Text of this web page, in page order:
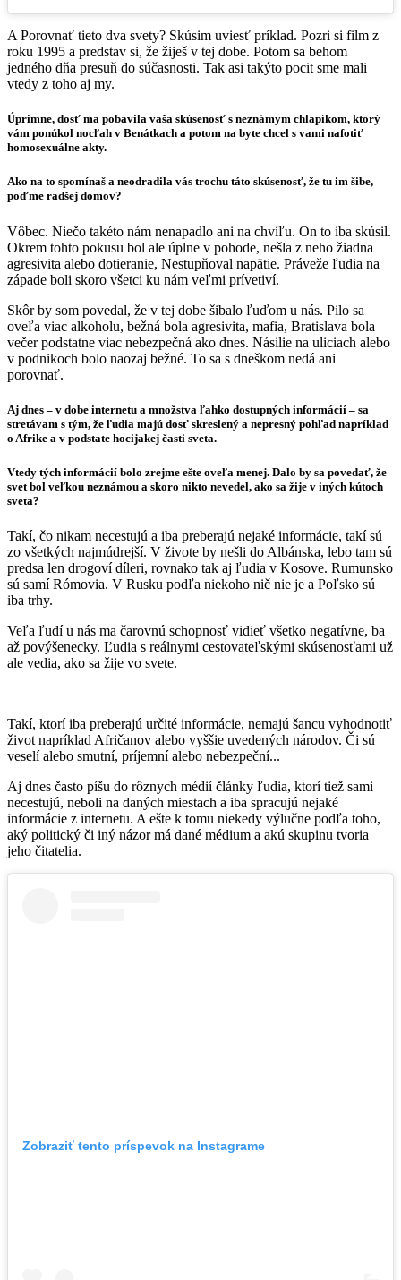
A Porovnať tieto dva svety? Skúsim uviesť príklad. Pozri si film z
roku 1995 a predstav si, že žiješ v tej dobe. Potom sa behom
jedného dňa presuň do súčasnosti. Tak asi takýto pocit sme mali
vtedy z toho aj my.
Úprimne, dosť ma pobavila vaša skúsenosť s neznámym chlapíkom, ktorý
vám ponúkol nocľah v Benátkach a potom na byte chcel s vami nafotiť
homosexuálne akty.
Ako na to spomínaš a neodradila vás trochu táto skúsenosť, že tu im šibe,
poďme radšej domov?
Vôbec. Niečo takéto nám nenapadlo ani na chvíľu. On to iba skúsil.
Okrem tohto pokusu bol ale úplne v pohode, nešla z neho žiadna
agresivita alebo dotieranie, Nestupňoval napätie. Práveže ľudia na
západe boli skoro všetci ku nám veľmi prívetiví.
Skôr by som povedal, že v tej dobe šibalo ľuďom u nás. Pilo sa
oveľa viac alkoholu, bežná bola agresivita, mafia, Bratislava bola
večer podstatne viac nebezpečná ako dnes. Násilie na uliciach alebo
v podnikoch bolo naozaj bežné. To sa s dneškom nedá ani
porovnať.
Aj dnes – v dobe internetu a množstva ľahko dostupných informácií – sa
stretávam s tým, že ľudia majú dosť skreslený a nepresný pohľad napríklad
o Afrike a v podstate hocijakej časti sveta.
Vtedy tých informácií bolo zrejme ešte oveľa menej. Dalo by sa povedať, že
svet bol veľkou neznámou a skoro nikto nevedel, ako sa žije v iných kútoch
sveta?
Takí, čo nikam necestujú a iba preberajú nejaké informácie, takí sú
zo všetkých najmúdrejší. V živote by nešli do Albánska, lebo tam sú
predsa len drogoví díleri, rovnako tak aj ľudia v Kosove. Rumunsko
sú samí Rómovia. V Rusku podľa niekoho nič nie je a Poľsko sú
iba trhy.
Veľa ľudí u nás ma čarovnú schopnosť vidieť všetko negatívne, ba
až povýšenecky. Ľudia s reálnymi cestovateľskými skúsenosťami už
ale vedia, ako sa žije vo svete.
Takí, ktorí iba preberajú určité informácie, nemajú šancu vyhodnotiť
život napríklad Afričanov alebo vyššie uvedených národov. Či sú
veselí alebo smutní, príjemní alebo nebezpeční...
Aj dnes často píšu do rôznych médií články ľudia, ktorí tiež sami
necestujú, neboli na daných miestach a iba spracujú nejaké
informácie z internetu. A ešte k tomu niekedy výlučne podľa toho,
aký politický či iný názor má dané médium a akú skupinu tvoria
jeho čitatelia.
Zobraziť tento príspevok na Instagrame